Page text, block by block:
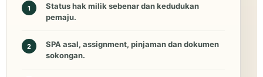
1
Status hak milik sebenar dan kedudukan
pemaju.
2
SPA asal, assignment, pinjaman dan dokumen
sokongan.